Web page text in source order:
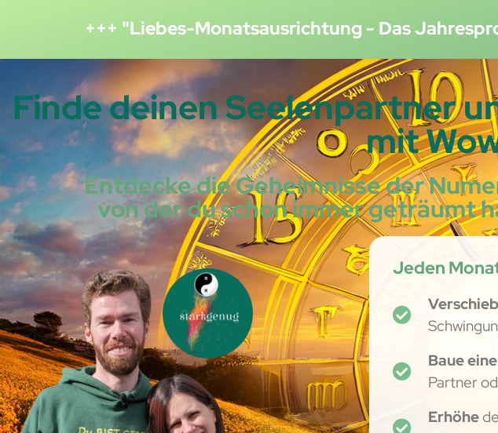
+++ "Liebes-Monatsausrichtung - Das
Finde deinen Seelenpartner
mit
Entdecke die Geheimnisse der
von der du schon immer geträumt
Jeden
Baue
Partner
Erhöhe